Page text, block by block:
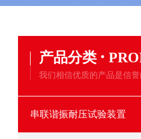
产品分类 ·
我们相信优质的产品是信
串联谐振耐压试验装置